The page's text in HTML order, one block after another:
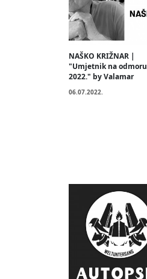
NAŠKO KRIŽNAR |
"Umjetnik na odmoru
2022." by Valamar
06.07.2022.